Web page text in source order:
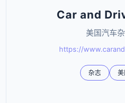
Car and
美国汽车
https://
杂志 美